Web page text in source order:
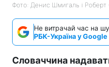
Фото: Денис Шмигаль і Роберт
Не витрачай час на
РБК-Україна у Google
Словаччина